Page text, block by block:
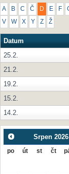
A B C Č D E F
V W X Y Z Ž
Datum
25.2.
21.2.
19.2.
15.2.
14.2.
Srpen 2026
po út st čt